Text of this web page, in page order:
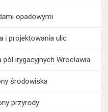
opadowymi
i projektowania ulic
irygacyjnych Wrocławia
środowiska
przyrody